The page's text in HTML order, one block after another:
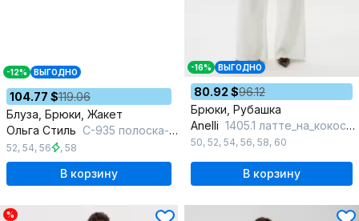
-12% ВЫГОДНО
104.77 $119.06
Блуза, Брюки, Жакет
Ольга Стиль С-935 полоска-розовый
52, 54, 56 , 58
В корзину
-16% ВЫГОДНО
80.92 $96.12
Брюки, Рубашка
Anelli 1405.1 латте_на_кокосовом
50, 52, 54, 56, 58, 60
В корзину
%